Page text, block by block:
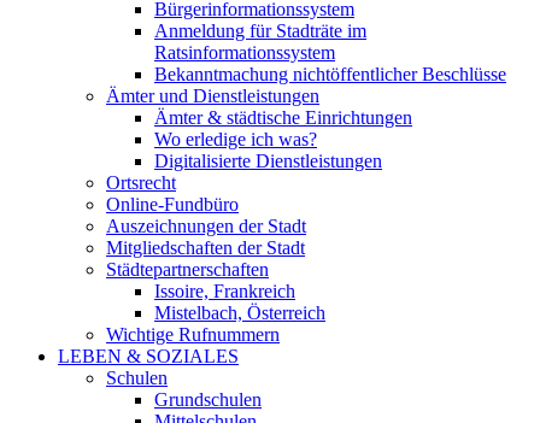
Bürgerinformationssystem
Anmeldung für Stadträte im
Ratsinformationssystem
Bekanntmachung nichtöffentlicher Beschlüsse
Ämter und Dienstleistungen
Ämter & städtische Einrichtungen
Wo erledige ich was?
Digitalisierte Dienstleistungen
Ortsrecht
Online-Fundbüro
Auszeichnungen der Stadt
Mitgliedschaften der Stadt
Städtepartnerschaften
Issoire, Frankreich
Mistelbach, Österreich
Wichtige Rufnummern
LEBEN & SOZIALES
Schulen
Grundschulen